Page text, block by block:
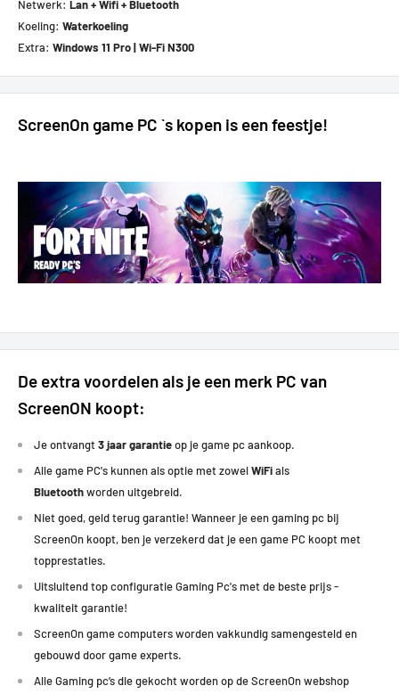
Netwerk: Lan + Wifi + Bluetooth
Koeling: Waterkoeling
Extra: Windows 11 Pro | Wi-Fi N300
ScreenOn game PC `s kopen is een feestje!
De extra voordelen als je een merk PC van
ScreenON koopt:
Je ontvangt3 jaar garantieop je game pc aankoop.
Alle game PC's kunnen als optie met zowelWiFials
Bluetoothworden uitgebreid.
Niet goed, geld terug garantie! Wanneer je een gaming pc bij
ScreenOn koopt, ben je verzekerd dat je een game PC koopt met
topprestaties.
Uitsluitend top configuratie Gaming Pc's met de beste prijs -
kwaliteit garantie!
ScreenOn game computers worden vakkundig samengesteld en
gebouwd door game experts.
Alle Gaming pc’s die gekocht worden op de ScreenOn webshop